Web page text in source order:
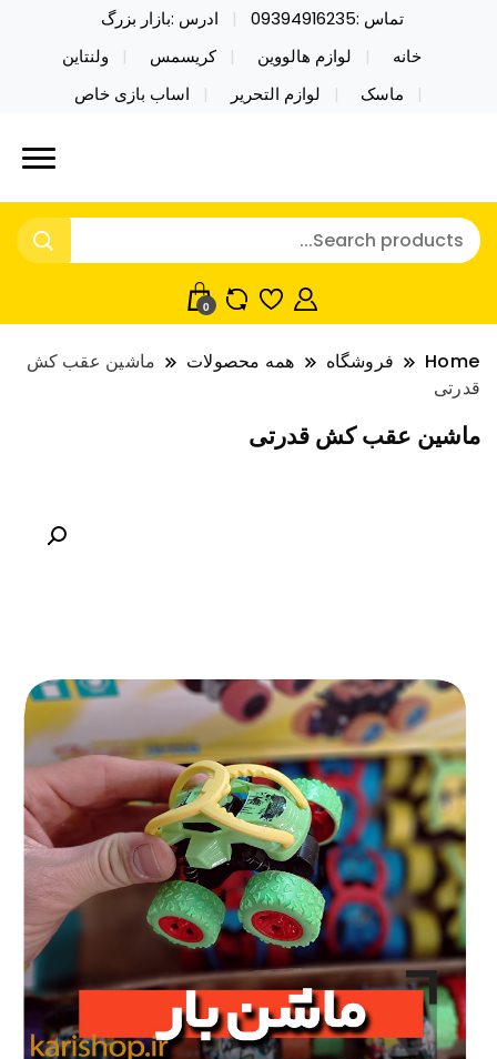
تماس :09394916235
ادرس :بازار بزرگ
خانه
لوازم هالووین کریسمس
ولنتاین
ماسک
لوازم التحریر اساب بازی خاص
نایکر توی فروش عمده لوازم هالووین
ولن تاین کادویی کریسمس اکسسوری
خرید محصولات خاص فیجت اسباب بازی تراول ماگ نایکر
توی فروش عمده لوازم هالووین ولن تاین کادویی
کریسمس اکسسوری ماسک در واردات مستقیم
0
Home فروشگاه همه محصولات
ماشین عقب کش
قدرتی
ماشین عقب کش قدرتی